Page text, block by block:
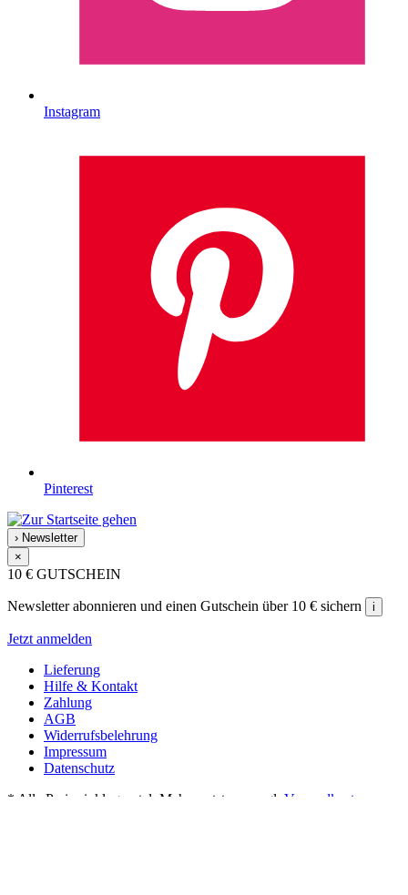
Instagram
Pinterest
› Newsletter
×
10 € GUTSCHEIN
Newsletter abonnieren und einen Gutschein über 10 € sichern i
Jetzt anmelden
Lieferung
Hilfe & Kontakt
Zahlung
AGB
Widerrufsbelehrung
Impressum
Datenschutz
* Alle Preise inkl. gesetzl. Mehrwertsteuer zzgl. Versandkosten